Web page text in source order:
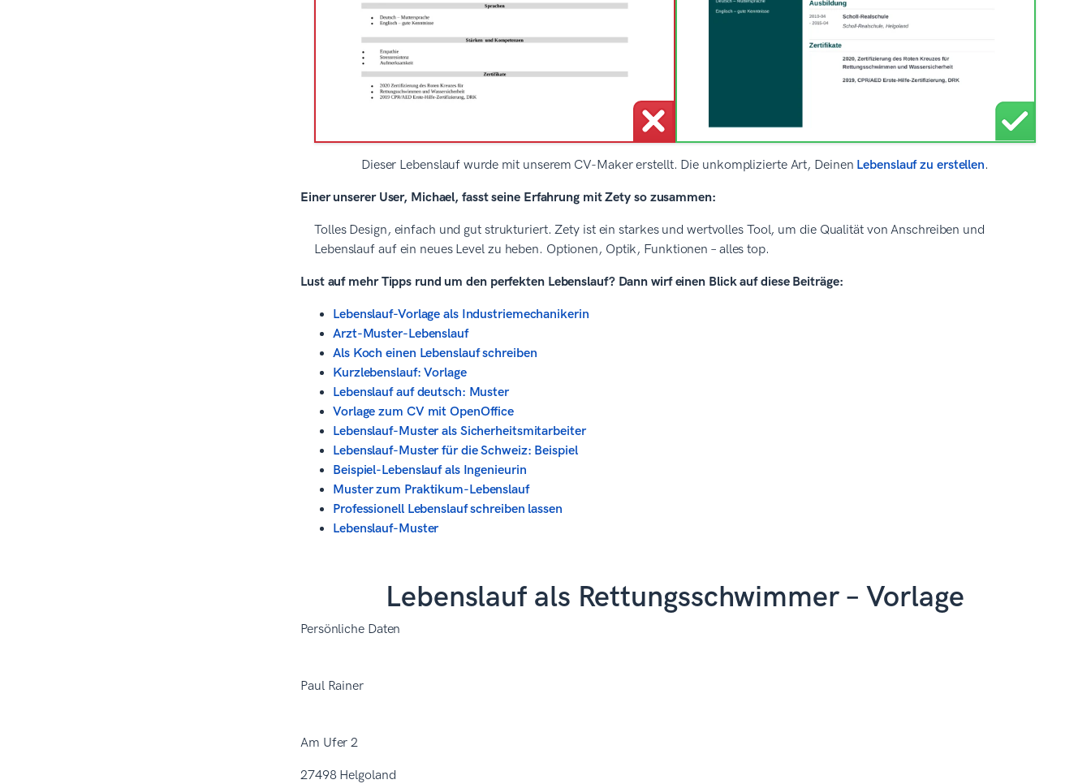
Dieser Lebenslauf wurde mit unserem CV-Maker erstellt. Die unkomplizierte Art, Deinen Lebenslauf zu erstellen.
Einer unserer User, Michael, fasst seine Erfahrung mit Zety so zusammen:
Tolles Design, einfach und gut strukturiert. Zety ist ein starkes und wertvolles Tool, um die Qualität von Anschreiben und
Lebenslauf auf ein neues Level zu heben. Optionen, Optik, Funktionen – alles top.
Lust auf mehr Tipps rund um den perfekten Lebenslauf? Dann wirf einen Blick auf diese Beiträge:
Lebenslauf-Vorlage als Industriemechanikerin
Arzt-Muster-Lebenslauf
Als Koch einen Lebenslauf schreiben
Kurzlebenslauf: Vorlage
Lebenslauf auf deutsch: Muster
Vorlage zum CV mit OpenOffice
Lebenslauf-Muster als Sicherheitsmitarbeiter
Lebenslauf-Muster für die Schweiz: Beispiel
Beispiel-Lebenslauf als Ingenieurin
Muster zum Praktikum-Lebenslauf
Professionell Lebenslauf schreiben lassen
Lebenslauf-Muster
Lebenslauf als Rettungsschwimmer – Vorlage
Persönliche Daten
Paul Rainer
Am Ufer 2
27498 Helgoland